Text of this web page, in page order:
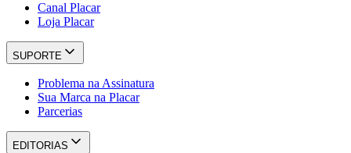
Canal Placar
Loja Placar
SUPORTE
Problema na Assinatura
Sua Marca na Placar
Parcerias
EDITORIAS